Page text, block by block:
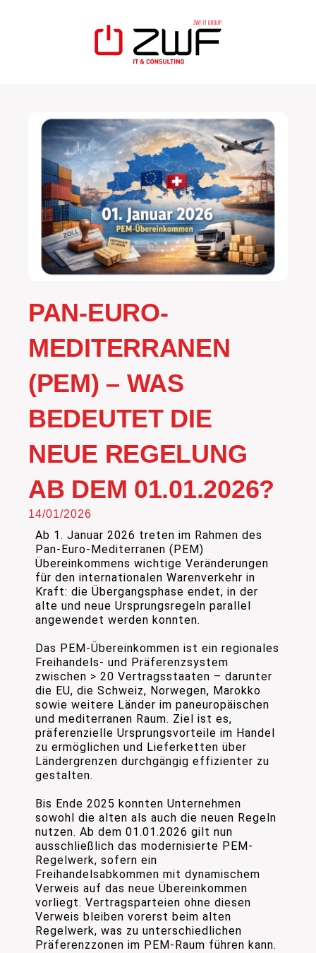
PAN-EURO-
MEDITERRANEN
(PEM) – WAS
BEDEUTET DIE
NEUE REGELUNG
AB DEM 01.01.2026?
14/01/2026
Ab 1. Januar 2026 treten im Rahmen des
Pan-Euro-Mediterranen (PEM)
Übereinkommens wichtige Veränderungen
für den internationalen Warenverkehr in
Kraft: die Übergangsphase endet, in der
alte und neue Ursprungsregeln parallel
angewendet werden konnten.
Das PEM-Übereinkommen ist ein regionales
Freihandels- und Präferenzsystem
zwischen > 20 Vertragsstaaten – darunter
die EU, die Schweiz, Norwegen, Marokko
sowie weitere Länder im paneuropäischen
und mediterranen Raum. Ziel ist es,
präferenzielle Ursprungsvorteile im Handel
zu ermöglichen und Lieferketten über
Ländergrenzen durchgängig effizienter zu
gestalten.
Bis Ende 2025 konnten Unternehmen
sowohl die alten als auch die neuen Regeln
nutzen. Ab dem 01.01.2026 gilt nun
ausschließlich das modernisierte PEM-
Regelwerk, sofern ein
Freihandelsabkommen mit dynamischem
Verweis auf das neue Übereinkommen
vorliegt. Vertragsparteien ohne diesen
Verweis bleiben vorerst beim alten
Regelwerk, was zu unterschiedlichen
Präferenzzonen im PEM-Raum führen kann.